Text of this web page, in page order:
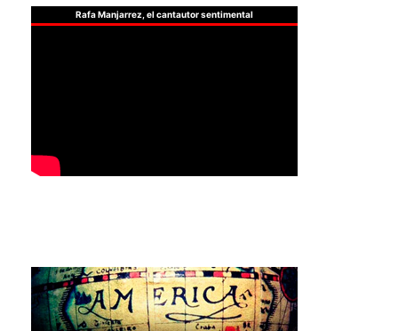
Rafa Manjarrez, el cantautor sentimental